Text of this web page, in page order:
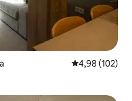
Calificación
4,98 (102)